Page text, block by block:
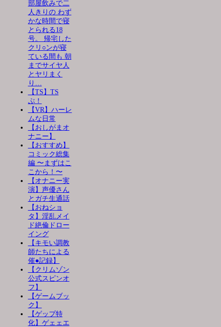
部屋飲みで二
人きりの わず
かな時間で寝
とられる18
号。 帰宅した
クリ○ンが寝
ている間も 朝
までサイヤ人
とヤリまく
り…
【TS】TS
ぶ！
【VR】ハーレ
ムな日常
【おしがまオ
ナニー】
【おすすめ】
コミック総集
編 〜まずはこ
こから！〜
【オナニー実
演】声優さん
とガチ生通話
【おねショ
タ】淫乱メイ
ド絶倫ドロー
イング
【キモい調教
師たちによる
催●記録】
【クリムゾン
公式スピンオ
フ】
【ゲームブッ
ク】
【ゲップ特
化】ゲェェエ